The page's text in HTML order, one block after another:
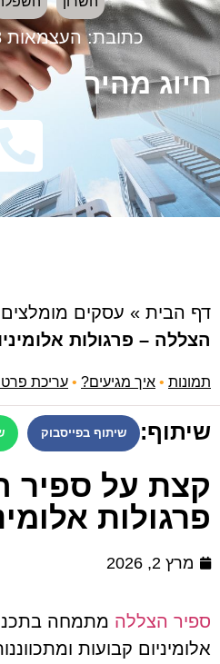
כתובת:העצמאות 38, אור עקיבא
חיוג מהיר
דף הבית » עסקים מומלצים
הצללה – פרגולות
תמונות • איך מגיעים? • עריכת
שיתוף: שיתוף בפייסבוק
קצת על ספיר
פרגולות
מרץ 2, 2026
ספיר הצללה מתמחה
אלומיניום קבועות